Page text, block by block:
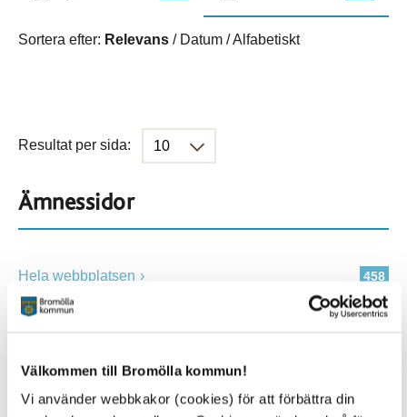
Välkommen till Bromölla kommun!
Vi använder webbkakor (cookies) för att förbättra din
Sortera efter: Relevans / Datum /Alfabetiskt
Resultat per sida:
Ämnessidor
458
Hela webbplatsen
Alla platser